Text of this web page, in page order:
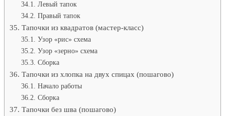
Левый тапок
Правый тапок
Тапочки из квадратов (мастер-класс)
Узор «рис» схема
Узор «зерно» схема
Сборка
Тапочки из хлопка на двух спицах (пошагово)
Начало работы
Сборка
Тапочки без шва (пошагово)